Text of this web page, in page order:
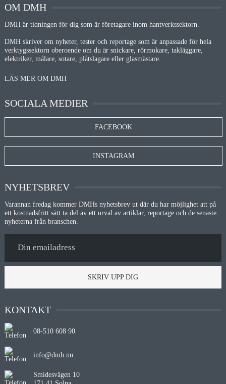
OM DMH
DMH är tidningen för dig som är företagare inom hantverkssektorn.
DMH skriver om nyheter, tester och reportage som är anpassade för hela
verktygssektorn oberoende om du är snickare, rörmokare, takläggare,
elektriker, målare, sotare, plåtslagare eller glasmästare.
LÄS MER OM DMH
SOCIALA MEDIER
FACEBOOK
INSTAGRAM
NYHETSBREV
Varannan fredag kommer DMHs nyhetsbrev ut där du har möjlighet att på
ett kostnadsfritt sätt ta del av ett urval av artiklar, reportage och de senaste
nyheterna från branschen.
SKRIV UPP DIG
KONTAKT
08-510 608 90
info@dmh.nu
Smidesvägen 10